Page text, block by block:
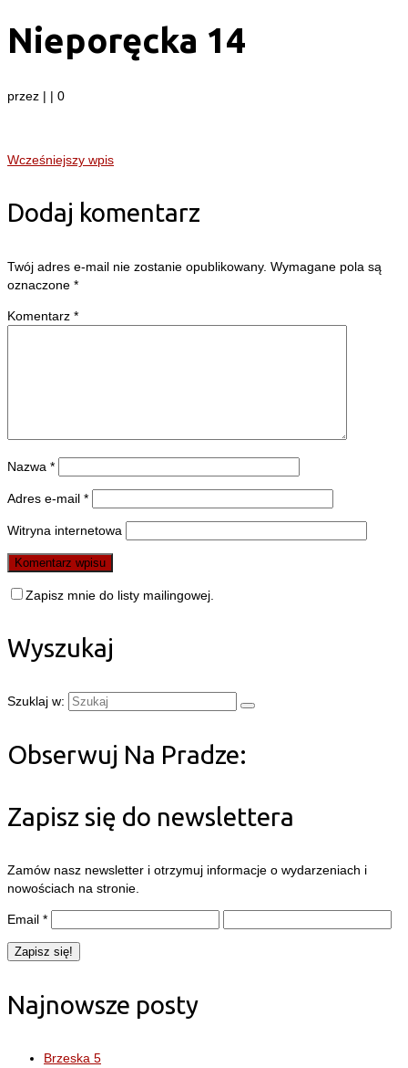
Nieporęcka 14
przez | | 0
Wcześniejszy wpis
Dodaj komentarz
Twój adres e-mail nie zostanie opublikowany. Wymagane pola są
oznaczone *
Komentarz *
Nazwa *
Adres e-mail *
Witryna internetowa
Zapisz mnie do listy mailingowej.
Wyszukaj
Szuklaj w:
Obserwuj Na Pradze:
Zapisz się do newslettera
Zamów nasz newsletter i otrzymuj informacje o wydarzeniach i
nowościach na stronie.
Email *
Najnowsze posty
Brzeska 5